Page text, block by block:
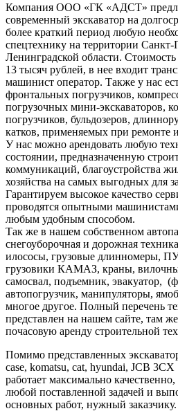
Компания ООО «ГК «АДСТ»
современный экскаватор на
более краткий период любую
спецтехнику на территории Санкт-
Ленинградской области.
13 тысяч рублей, в нее входит
машинист оператор. Также у нас
фронтальных погрузчиков,
погрузочных мини-экскаваторов,
погрузчиков, бульдозеров,
катков, применяемых при ремонте
У нас можно арендовать любую
состоянии, предназначенную
коммуникаций, благоустройства
хозяйства на самых выгодных для
Гарантируем высокое качество
проводятся опытными
любым удобным способом.
Так же в нашем собственном
снегоуборочная и дорожная
илососы, грузовые длинномеры,
грузовики КАМАЗ, краны,
самосвал, подъемник, эвакуатор,
автопогрузчик, манипуляторы,
многое другое. Полный перечень
представлен на нашем сайте, там
почасовую аренду строительной
Помимо представленных
case, komatsu, cat, hyundai, JCB
работает максимально
любой поставленной задачей и
основных работ, нужный заказчику.